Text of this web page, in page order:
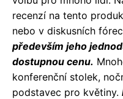
recenzí na tento
nebo v diskusních
především jeho
dostupnou cenu.
konferenční stolek,
podstavec pro květiny.